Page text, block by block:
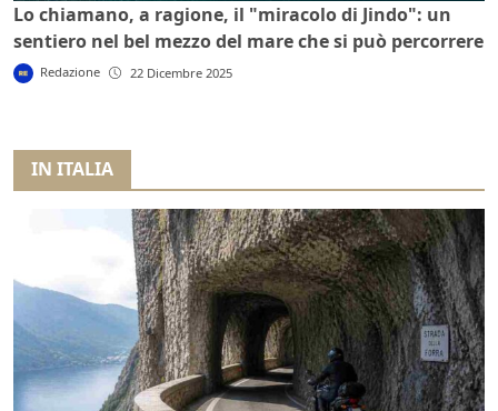
Lo chiamano, a ragione, il "miracolo di Jindo": un
sentiero nel bel mezzo del mare che si può percorrere
Redazione 22 Dicembre 2025
IN ITALIA